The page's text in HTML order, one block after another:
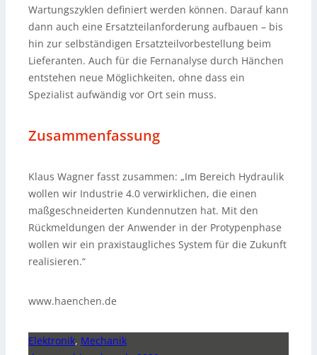
Wartungszyklen definiert werden können. Darauf kann
dann auch eine Ersatzteilanforderung aufbauen – bis
hin zur selbständigen Ersatzteilvorbestellung beim
Lieferanten. Auch für die Fernanalyse durch Hänchen
entstehen neue Möglichkeiten, ohne dass ein
Spezialist aufwändig vor Ort sein muss.
Zusammenfassung
Klaus Wagner fasst zusammen: „Im Bereich Hydraulik
wollen wir Industrie 4.0 verwirklichen, die einen
maßgeschneiderten Kundennutzen hat. Mit den
Rückmeldungen der Anwender in der Protypenphase
wollen wir ein praxistaugliches System für die Zukunft
realisieren.“
www.haenchen.de
Elektronik, Mechanik